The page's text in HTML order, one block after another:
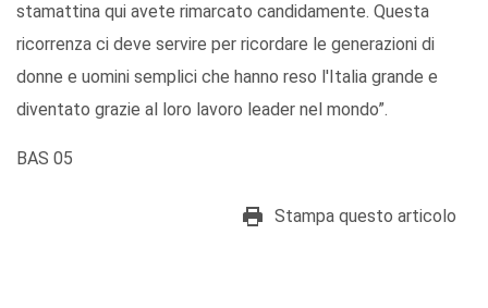
stamattina qui avete rimarcato candidamente. Questa
ricorrenza ci deve servire per ricordare le generazioni di
donne e uomini semplici che hanno reso l'Italia grande e
diventato grazie al loro lavoro leader nel mondo”.
BAS 05
Stampa questo articolo